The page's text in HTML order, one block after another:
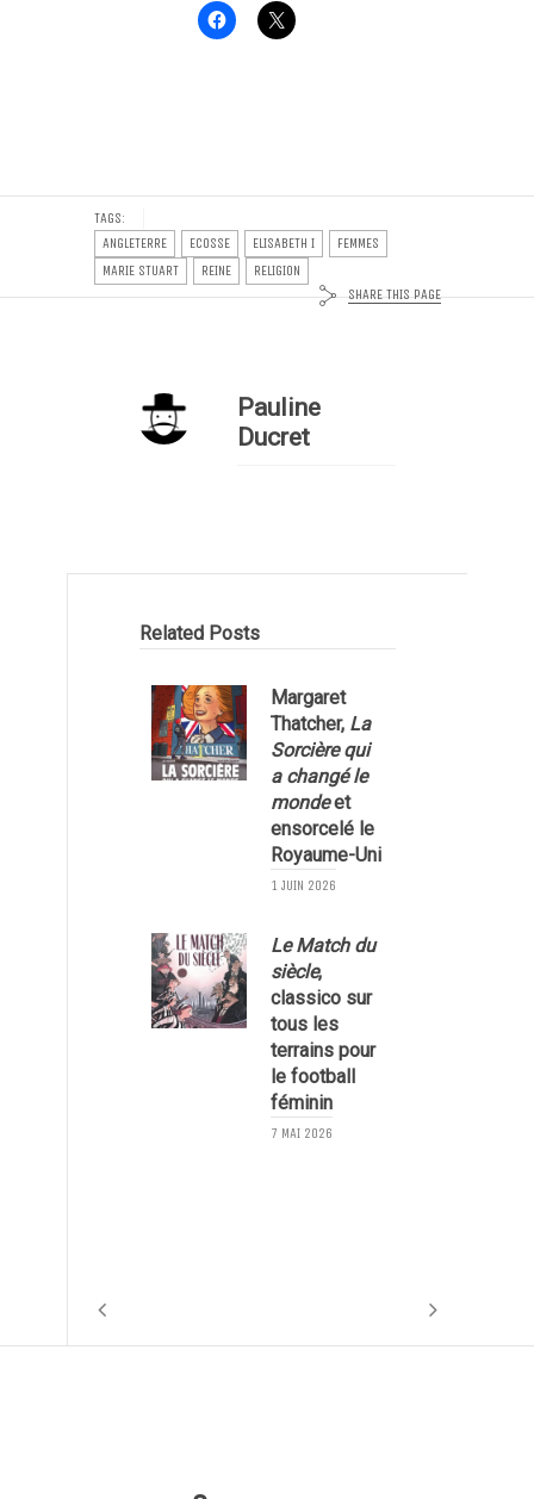
TAGS:
ANGLETERRE
ECOSSE ELISABETH I
FEMMES
MARIE STUART
REINE
RELIGION
SHARE THIS PAGE
Pauline
Ducret
Related Posts
Margaret
Thatcher, La
Sorcière qui
a changé le
mondeet
ensorcelé le
Royaume-Uni
1 JUIN 2026
Le Match du
siècle,
classico sur
tous les
terrains pour
le football
féminin
7 MAI 2026